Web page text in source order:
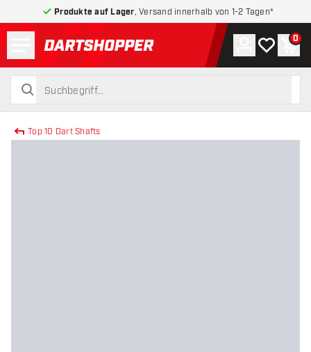
Produkte auf Lager , Versand innerhalb von 1-2 Tagen*
zurück zur Startseite
suchen
suchen
Konto
Meine 0
Top 10 Dart Shafts